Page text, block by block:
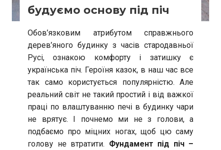
будуємо основу під піч
Обов’язковим атрибутом справжнього
дерев’яного будинку з часів стародавньої
Русі, ознакою комфорту і затишку є
українська піч. Героїня казок, в наш час все
так само користується популярністю. Але
реальний світ не такий простий і від важкої
праці по влаштуванню печі в будинку чари
не врятує. І почнемо ми не з голови, а
подбаємо про міцних ногах, щоб цю саму
голову не втратити. Фундамент під піч –